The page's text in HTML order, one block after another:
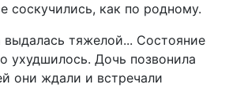
соскучились, как по родному.
выдалась тяжелой... Состояние
ухудшилось. Дочь позвонила
они ждали и встречали